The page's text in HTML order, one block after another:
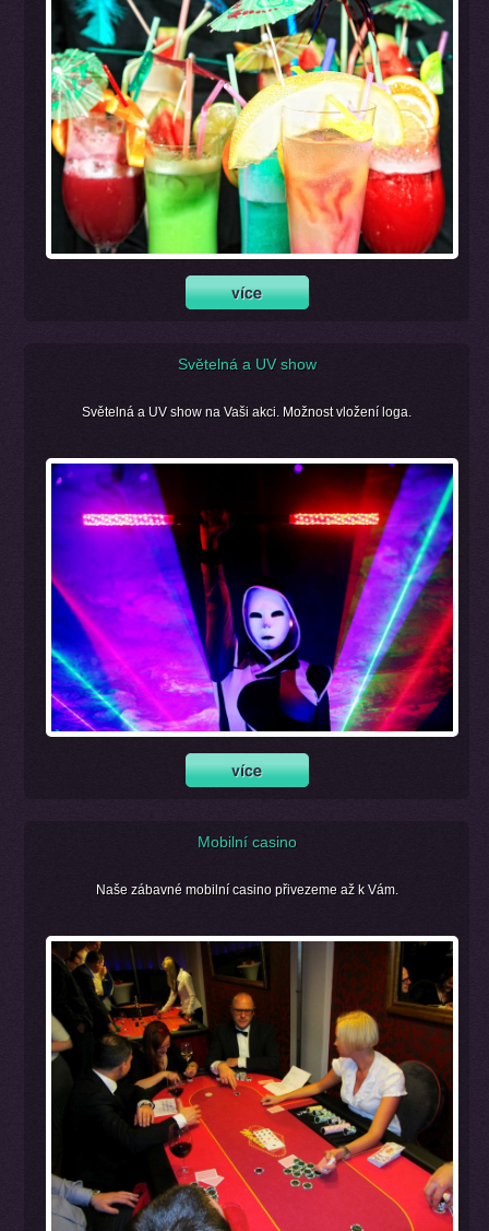
Světelná a UV show
Světelná a UV show na Vaši akci. Možnost vložení loga.
Mobilní casino
Naše zábavné mobilní casino přivezeme až k Vám.